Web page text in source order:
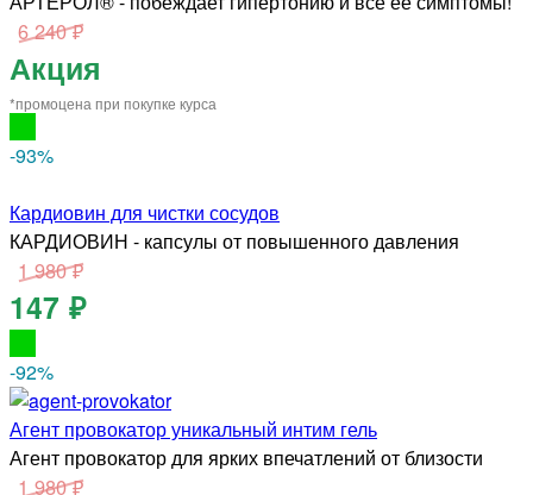
6 240 ₽
Акция
*промоцена при покупке курса
-93%
Кардиовин для чистки сосудов
КАРДИОВИН - капсулы от повышенного давления
1 980 ₽
147 ₽
-92%
Агент провокатор уникальный интим гель
Агент провокатор для ярких впечатлений от близости
1 980 ₽